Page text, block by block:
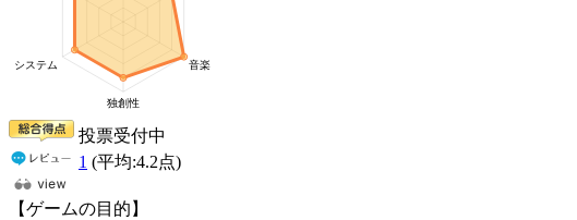
投票受付中
1 (平均:4.2点)
【ゲームの目的】